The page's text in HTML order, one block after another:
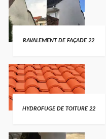
RAVALEMENT DE FAÇADE 22
HYDROFUGE DE TOITURE 22